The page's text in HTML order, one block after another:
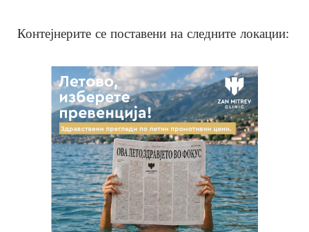
Контејнерите се поставени на следните локации: